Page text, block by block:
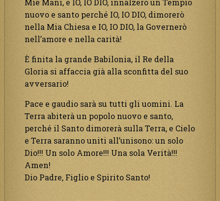
Mie Mani, e IO, IO DIO, innalzerò un Tempio
nuovo e santo perché IO, IO DIO, dimorerò
nella Mia Chiesa e IO, IO DIO, la Governerò
nell’amore e nella carità!
È finita la grande Babilonia, il Re della
Gloria si affaccia già alla sconfitta del suo
avversario!
Pace e gaudio sarà su tutti gli uomini. La
Terra abiterà un popolo nuovo e santo,
perché il Santo dimorerà sulla Terra, e Cielo
e Terra saranno uniti all’unisono: un solo
Dio!!! Un solo Amore!!! Una sola Verità!!!
Amen!
Dio Padre, Figlio e Spirito Santo!